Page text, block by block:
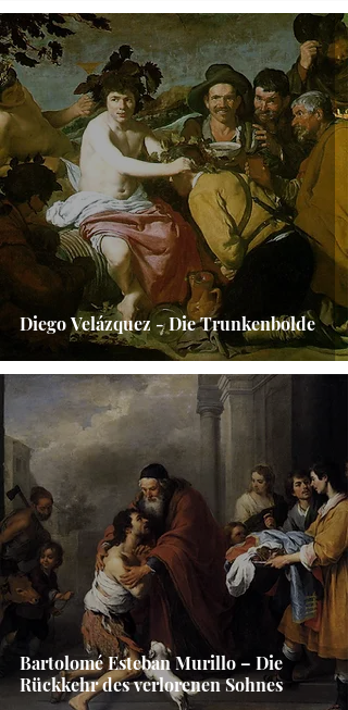
Diego Velázquez - Die Trunkenbolde
Bartolomé Esteban Murillo – Die
Rückkehr des verlorenen Sohnes